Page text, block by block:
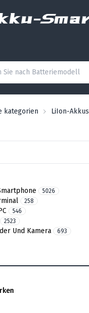
kategorien LiIon-Akkus
5026
258
546
2523
Und Kamera 693